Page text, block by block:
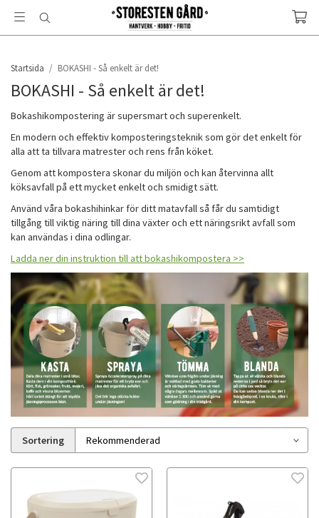
Startsida / BOKASHI - Så enkelt är det!
BOKASHI - Så enkelt är det!
Bokashikompostering är supersmart och superenkelt.
En modern och effektiv komposteringsteknik som gör det enkelt för
alla att ta tillvara matrester och rens från köket.
Genom att kompostera skonar du miljön och kan återvinna allt
köksavfall på ett mycket enkelt och smidigt sätt.
Använd våra bokashihinkar för ditt matavfall så får du samtidigt
tillgång till viktig näring till dina växter och ett näringsrikt avfall som
kan användas i dina odlingar.
Ladda ner din instruktion till att bokashikompostera >>
Sortering